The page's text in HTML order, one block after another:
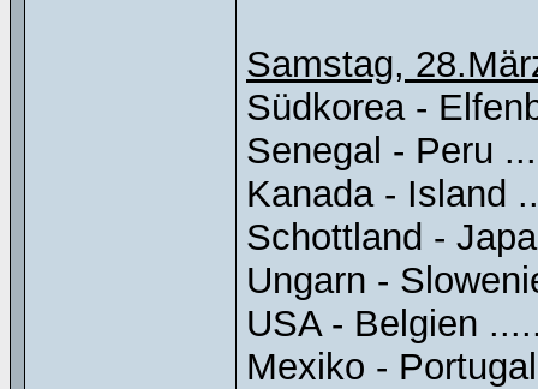
Samstag,
Südkorea -
Senegal - Peru
Kanada - Island
Schottland -
Ungarn -
USA - Belgien
Mexiko -